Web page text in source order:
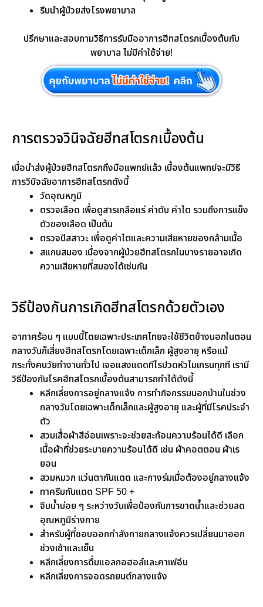
รีบนำผู้ป่วยส่งโรงพยาบาล
ปรึกษาและสอบถามวิธีการรับมืออาการฮีทสโตรกเบื้องต้นกับ
พยาบาล ไม่มีค่าใช้จ่าย!
การตรวจวินิจฉัยฮีทสโตรกเบื้องต้น
เมื่อนำส่งผู้ป่วยฮีทสโตรกถึงมือแพทย์แล้ว เบื้องต้นแพทย์จะมีวิธี
การวินิจฉัยอาการฮีทสโตรกดังนี้
วัดอุณหภูมิ
ตรวจเลือด เพื่อดูสารเกลือแร่ ค่าตับ ค่าไต รวมถึงการแข็ง
ตัวของเลือด เป็นต้น
ตรวจปัสสาวะ เพื่อดูค่าไตและความเสียหายของกล้ามเนื้อ
สแกนสมอง เนื่องจากผู้ป่วยฮีทสโตรกในบางรายอาจเกิด
ความเสียหายที่สมองได้เช่นกัน
วิธีป้องกันการเกิดฮีทสโตรกด้วยตัวเอง
อากาศร้อน ๆ แบบนี้โดยเฉพาะประเทศไทยจะใช้ชีวิตข้างนอกในตอน
กลางวันก็เสี่ยงฮีทสโตรกโดยเฉพาะเด็กเล็ก ผู้สูงอายุ หรือแม้
กระทั่งคนวัยทำงานทั่วไป เจอแสงแดดทีไรปวดหัวไมเกรนทุกที เรามี
วิธีป้องกันโรคฮีทสโตรกเบื้องต้นสามารถทำได้ดังนี้
หลีกเลี่ยงการอยู่กลางแจ้ง การทำกิจกรรมนอกบ้านในช่วง
กลางวันโดยเฉพาะเด็กเล็กและผู้สูงอายุ และผู้ที่มีโรคประจำ
ตัว
สวมเสื้อผ้าสีอ่อนเพราะจะช่วยสะท้อนความร้อนได้ดี เลือก
เนื้อผ้าที่ช่วยระบายความร้อนได้ดี เช่น ผ้าคอตตอน ผ้าเร
ยอน
สวมหมวก แว่นตากันแดด และกางร่มเมื่อต้องอยู่กลางแจ้ง
ทาครีมกันแดด SPF 50 +
จิบน้ำบ่อย ๆ ระหว่างวันเพื่อป้องกันการขาดน้ำและช่วยลด
อุณหภูมิร่างกาย
สำหรับผู้ที่ชอบออกกำลังกายกลางแจ้งควรเปลี่ยนมาออก
ช่วงเช้าและเย็น
หลีกเลี่ยงการดื่มแอลกอฮอล์และคาเฟอีน
หลีกเลี่ยงการจอดรถยนต์กลางแจ้ง